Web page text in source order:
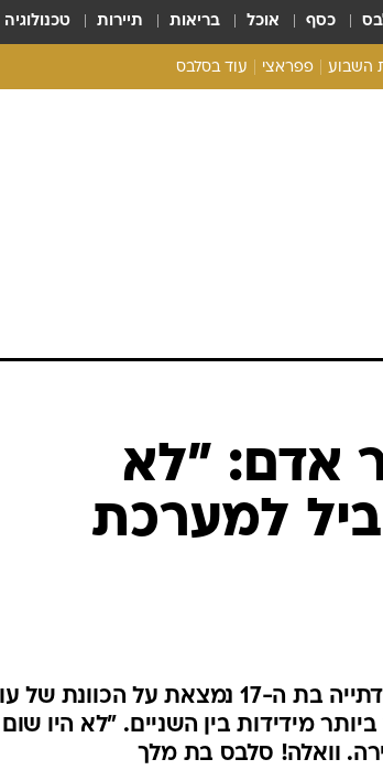
כסף אוכל בריאות תיירות טכנולוגיה
השבוע פפראצי עוד בסלבס
אדם: "לא
למערכת
ימים ספורים אחרי ששמעתם שהדוגמנית הדתייה בת ה-17 נמצאת על
מידידות בין השניים. "לא היו שום
וואלה! סלבס בת מלך